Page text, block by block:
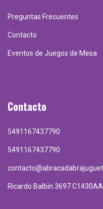
Preguntas Frecuentes
Contacto
Eventos de Juegos de Mesa
Contacto
5491167437790
5491167437790
Ricardo Balbin 3697